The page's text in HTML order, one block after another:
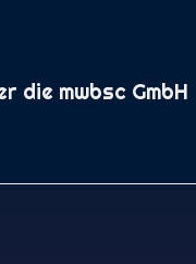
die mwbsc GmbH